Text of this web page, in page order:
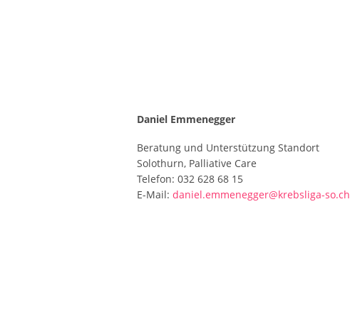
Daniel Emmenegger
Beratung und Unterstützung Standort
Solothurn, Palliative Care
Telefon: 032 628 68 15
E-Mail: daniel.emmenegger@krebsliga-so.ch